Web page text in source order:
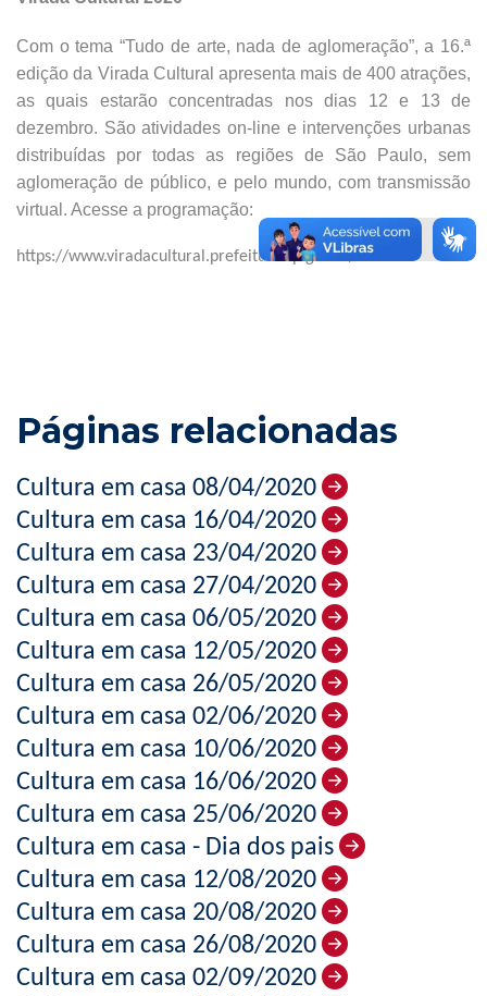
Com o tema “Tudo de arte, nada de aglomeração”, a 16.ª
edição da Virada Cultural apresenta mais de 400 atrações,
as quais estarão concentradas nos dias 12 e 13 de
dezembro. São atividades on-line e intervenções urbanas
distribuídas por todas as regiões de São Paulo, sem
aglomeração de público, e pelo mundo, com transmissão
virtual. Acesse a programação:
https://www.viradacultural.prefeitura.sp.gov.br/
Páginas relacionadas
Cultura em casa 08/04/2020
Cultura em casa 16/04/2020
Cultura em casa 23/04/2020
Cultura em casa 27/04/2020
Cultura em casa 06/05/2020
Cultura em casa 12/05/2020
Cultura em casa 26/05/2020
Cultura em casa 02/06/2020
Cultura em casa 10/06/2020
Cultura em casa 16/06/2020
Cultura em casa 25/06/2020
Cultura em casa - Dia dos pais
Cultura em casa 12/08/2020
Cultura em casa 20/08/2020
Cultura em casa 26/08/2020
Cultura em casa 02/09/2020